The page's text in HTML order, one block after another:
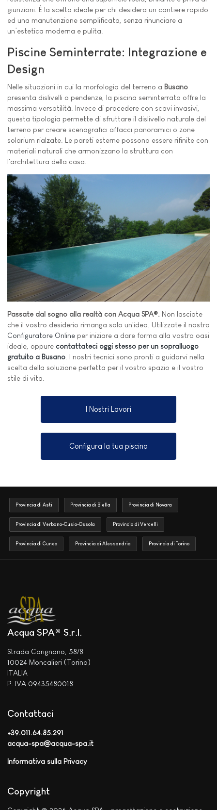
giunzioni. È la scelta ideale per chi desidera un cantiere rapido
ed una manutenzione semplificata, senza rinunciare a
un’estetica moderna e pulita.
Piscine Seminterrate: Integrazione e
Design
Nelle situazioni in cui la morfologia del terreno a Busano
presenta dislivelli o pendenze, la piscina seminterrata offre la
massima versatilità. Invece di procedere con scavi invasivi,
questa tipologia permette di sfruttare il dislivello naturale del
terreno per creare scenografici affacci panoramici o zone
solarium rialzate. Le pareti esterne possono essere rifinite con
materiali naturali che armonizzano la struttura con
l'architettura della casa.
Passate dal sogno alla realtà con Acqua SPA®. Non lasciate
che il vostro desiderio rimanga solo un'idea. Utilizzate il nostro
Configuratore Online per iniziare a dare forma alla vostra oasi
ideale, oppure contattateci oggi stesso per un sopralluogo
gratuito a Busano . I nostri tecnici sono pronti a guidarvi nella
scelta della soluzione perfetta per il vostro spazio e il vostro
stile di vita.
I Nostri Lavori
Configura la tua piscina
Provincia di Asti Provincia di Biella Provincia di Novara
Provincia di Verbano-Cusio-Ossola Provincia di Vercelli
Provincia di Cuneo Provincia di Alessandria Provincia di Torino
Acqua SPA® S.r.l.
Strada Carignano, 58/8
10024 Moncalieri (Torino)
ITALIA
P. IVA 09435480018
Contattaci
+39.011.64.85.291
acqua-spa@acqua-spa.it
Informativa sulla Privacy
Copyright